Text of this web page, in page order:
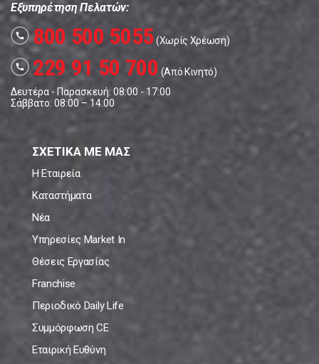
Εξυπηρέτηση Πελατών:
call 800 500 5055(Χωρίς Χρέωση)
call 229 91 50 700 (Από Κινητό)
Δευτέρα - Παρασκευή: 08:00 - 17:00
Σάββατο: 08:00 – 14:00
ΣΧΕΤΙΚΑ ΜΕ ΜΑΣ
Η Εταιρεία
Καταστήματα
Νέα
Υπηρεσίες Market In
Θέσεις Εργασίας
Franchise
Περιοδικό Daily Life
Συμμόρφωση CE
Εταιρική Ευθύνη